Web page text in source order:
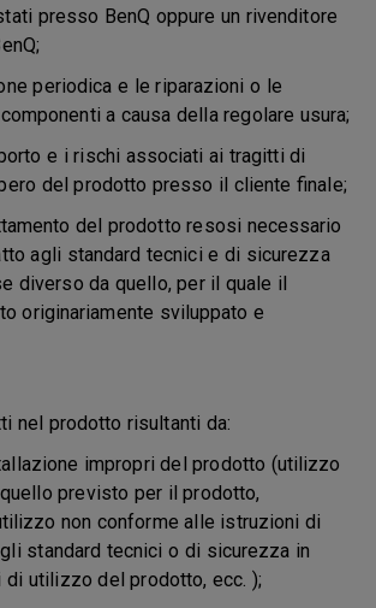
presso BenQ oppure un rivenditore
periodica e le riparazioni o le
a causa della regolare usura;
e i rischi associati ai tragitti di
del prodotto presso il cliente finale;
del prodotto resosi necessario
agli standard tecnici e di sicurezza
diverso da quello, per il quale il
originariamente sviluppato e
nel prodotto risultanti da:
impropri del prodotto (utilizzo
previsto per il prodotto,
non conforme alle istruzioni di
standard tecnici o di sicurezza in
utilizzo del prodotto, ecc. );